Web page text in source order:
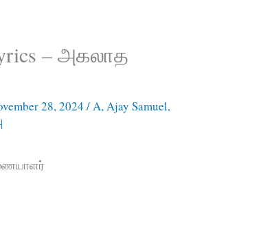
– அகலாத
28, 2024/A,Ajay Samuel,